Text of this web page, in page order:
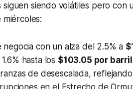
siguen siendo volátiles pero con
con un alza del 2.5% a
hasta los $103.05 por barril
de desescalada,
en el Estrecho de